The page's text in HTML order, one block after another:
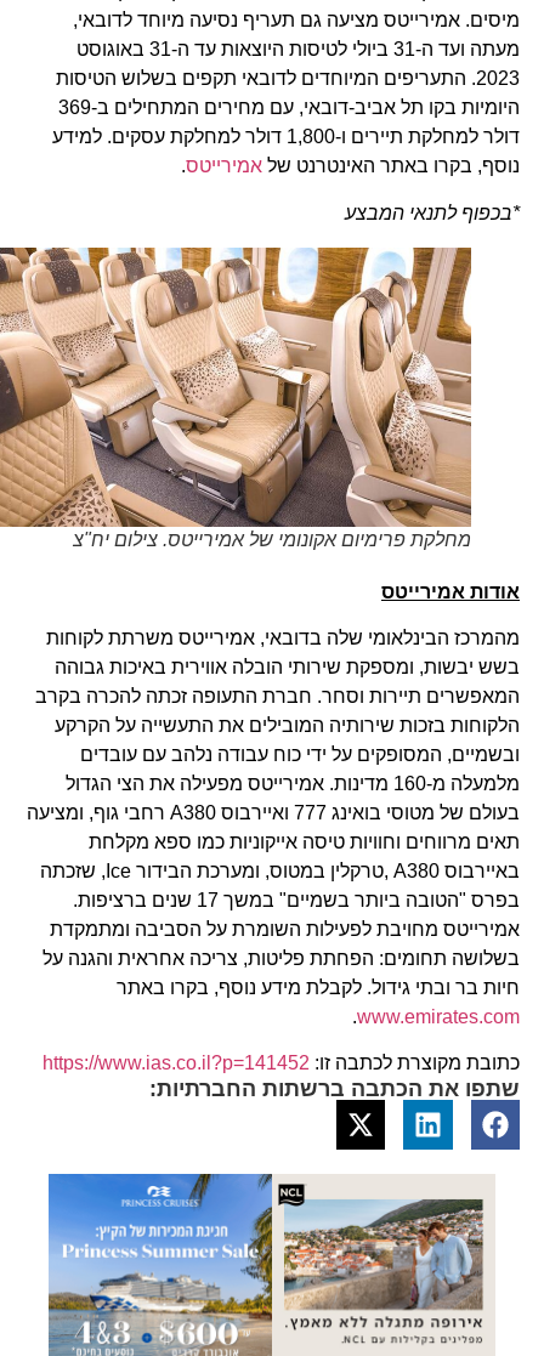
מיסים. אמירייטס מציעה גם תעריף נסיעה מיוחד לדובאי,
מעתה ועד ה-31 ביולי לטיסות היוצאות עד ה-31 באוגוסט
2023. התעריפים המיוחדים לדובאי תקפים בשלוש הטיסות
היומיות בקו תל אביב-דובאי, עם מחירים המתחילים ב-369
דולר למחלקת תיירים ו-1,800 דולר למחלקת עסקים. למידע
נוסף, בקרו באתר האינטרנט שלאמירייטס.
*בכפוף לתנאי המבצע
מחלקת פרימיום אקונומי של אמירייטס. צילום יח"צ
אודות אמירייטס
מהמרכז הבינלאומי שלה בדובאי, אמירייטס משרתת לקוחות
בשש יבשות, ומספקת שירותי הובלה אווירית באיכות גבוהה
המאפשרים תיירות וסחר. חברת התעופה זכתה להכרה בקרב
הלקוחות בזכות שירותיה המובילים את התעשייה על הקרקע
ובשמיים, המסופקים על ידי כוח עבודה נלהב עם עובדים
מלמעלה מ-160 מדינות. אמירייטס מפעילה את הצי הגדול
בעולם של מטוסי בואינג 777 ואיירבוס A380 רחבי גוף, ומציעה
תאים מרווחים וחוויות טיסה אייקוניות כמו ספא מקלחת
באיירבוס A380 ,טרקלין במטוס, ומערכת הבידור Ice, שזכתה
בפרס "הטובה ביותר בשמיים" במשך 17 שנים ברציפות.
אמירייטס מחויבת לפעילות השומרת על הסביבה ומתמקדת
בשלושה תחומים: הפחתת פליטות, צריכה אחראית והגנה על
חיות בר ובתי גידול. לקבלת מידע נוסף, בקרו באתר
www.emirates.com
.
כתובת מקוצרת לכתבה זו: https://www.ias.co.il?p=141452
שתפו את הכתבה ברשתות החברתיות: